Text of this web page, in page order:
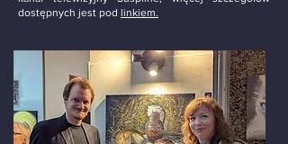
dostępnych jest pod linkiem.